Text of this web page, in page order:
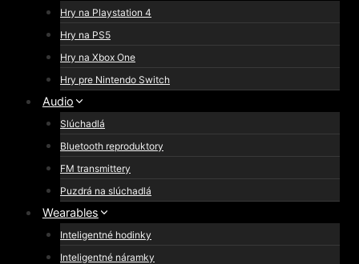
Hry na Playstation 4
Hry na PS5
Hry na Xbox One
Hry pre Nintendo Switch
Audio
Slúchadlá
Bluetooth reproduktory
FM transmittery
Puzdrá na slúchadlá
Wearables
Inteligentné hodinky
Inteligentné náramky